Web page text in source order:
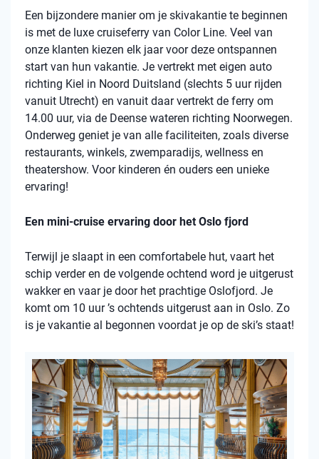
Een bijzondere manier om je skivakantie te beginnen
is met de luxe cruiseferry van Color Line. Veel van
onze klanten kiezen elk jaar voor deze ontspannen
start van hun vakantie. Je vertrekt met eigen auto
richting Kiel in Noord Duitsland (slechts 5 uur rijden
vanuit Utrecht) en vanuit daar vertrekt de ferry om
14.00 uur, via de Deense wateren richting Noorwegen.
Onderweg geniet je van alle faciliteiten, zoals diverse
restaurants, winkels, zwemparadijs, wellness en
theatershow. Voor kinderen én ouders een unieke
ervaring!
Een mini-cruise ervaring door het Oslo fjord
Terwijl je slaapt in een comfortabele hut, vaart het
schip verder en de volgende ochtend word je uitgerust
wakker en vaar je door het prachtige Oslofjord. Je
komt om 10 uur ’s ochtends uitgerust aan in Oslo. Zo
is je vakantie al begonnen voordat je op de ski’s staat!